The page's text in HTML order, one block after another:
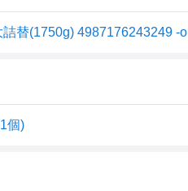
替(1750g) 4987176243249 -o
個)